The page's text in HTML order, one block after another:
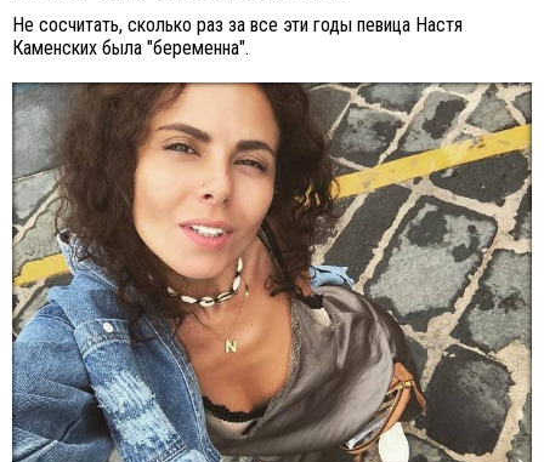
Не сосчитать, сколько раз за все эти годы певица Настя
Каменских была "беременна".